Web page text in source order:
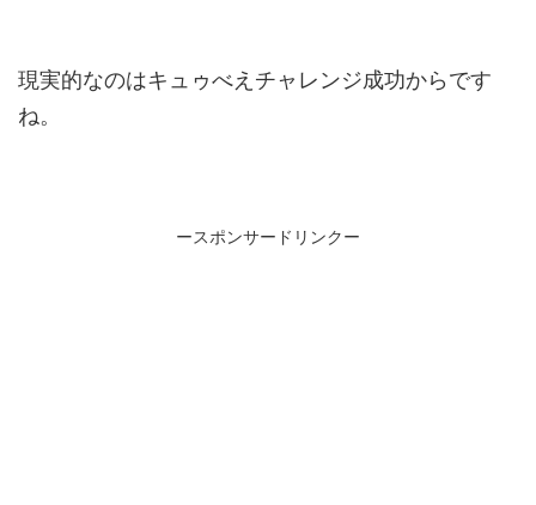
現実的なのはキュゥべえチャレンジ成功からです
ね。
ースポンサードリンクー